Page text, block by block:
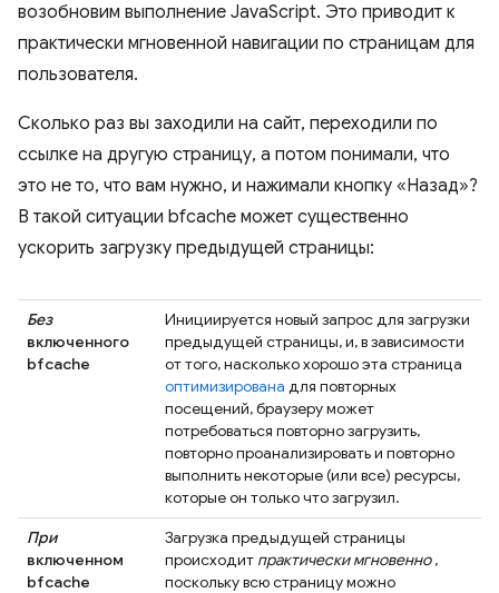
возобновим выполнение JavaScript. Это приводит к
практически мгновенной навигации по страницам для
пользователя.
Сколько раз вы заходили на сайт, переходили по
ссылке на другую страницу, а потом понимали, что
это не то, что вам нужно, и нажимали кнопку «Назад»?
В такой ситуации bfcache может существенно
ускорить загрузку предыдущей страницы:
Без
включенного
bfcache
Инициируется новый запрос для загрузки
предыдущей страницы, и, в зависимости
от того, насколько хорошо эта страница
оптимизирована для повторных
посещений, браузеру может
потребоваться повторно загрузить,
повторно проанализировать и повторно
выполнить некоторые (или все) ресурсы,
которые он только что загрузил.
При
включенном
bfcache
Загрузка предыдущей страницы
происходит практически мгновенно,
поскольку всю страницу можно